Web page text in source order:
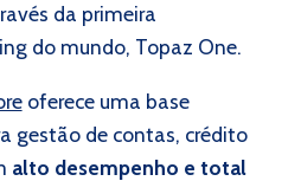
da primeira
do mundo, Topaz One.
oferece uma base
gestão de contas, crédito
alto desempenho e total